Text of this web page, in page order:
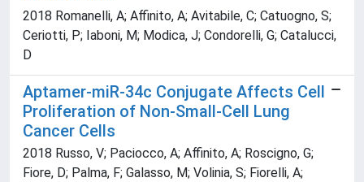
2018 Romanelli, A; Affinito, A; Avitabile, C; Catuogno, S;
Ceriotti, P; Iaboni, M; Modica, J; Condorelli, G; Catalucci,
D
Aptamer-miR-34c Conjugate Affects Cell
Proliferation of Non-Small-Cell Lung
Cancer Cells
2018 Russo, V; Paciocco, A; Affinito, A; Roscigno, G;
Fiore, D; Palma, F; Galasso, M; Volinia, S; Fiorelli, A;